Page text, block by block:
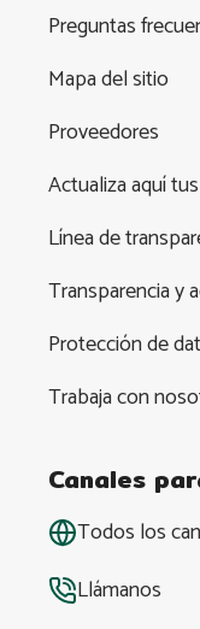
Preguntas
Mapa del sitio
Proveedores
Actualiza aquí
Línea de
Transparencia y
Protección de
Trabaja con
Canales
Todos los
Llámanos